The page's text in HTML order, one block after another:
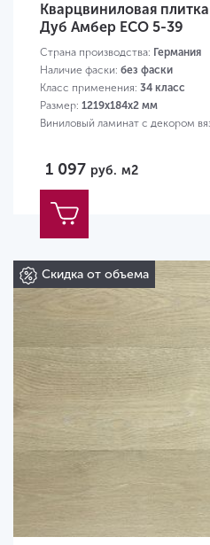
Кварцвиниловая
Дуб Амбер ЕСО 5-39
Страна производства: Германия
Наличие фаски: без фаски
Класс применения: 34 класс
Размер: 1219х184х2 мм
Виниловый ламинат с декором
1 097 руб. м2
Скидка от объема